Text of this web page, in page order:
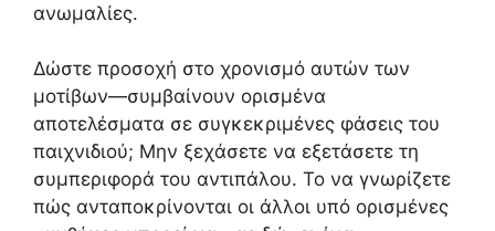
ανωμαλίες.
Δώστε προσοχή στο χρονισμό αυτών των
μοτίβων—συμβαίνουν ορισμένα
αποτελέσματα σε συγκεκριμένες φάσεις του
παιχνιδιού; Μην ξεχάσετε να εξετάσετε τη
συμπεριφορά του αντιπάλου. Το να γνωρίζετε
πώς ανταποκρίνονται οι άλλοι υπό ορισμένες